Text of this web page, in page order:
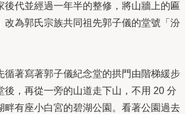
後代並經過一年半的整修，將山牆上的匾
改為郭氏宗族共同祖先郭子儀的堂號「汾
循著寫著郭子儀紀念堂的拱門由階梯緩步
後，再從一旁的山道走下山，不用 20 分
畔有座小白宮的碧湖公園。看著公園過去